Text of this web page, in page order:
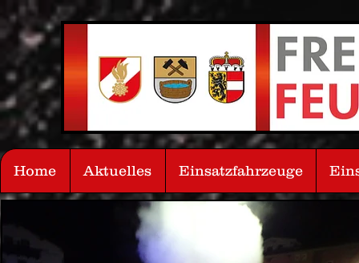
Home Aktuelles Einsatzfahrzeuge